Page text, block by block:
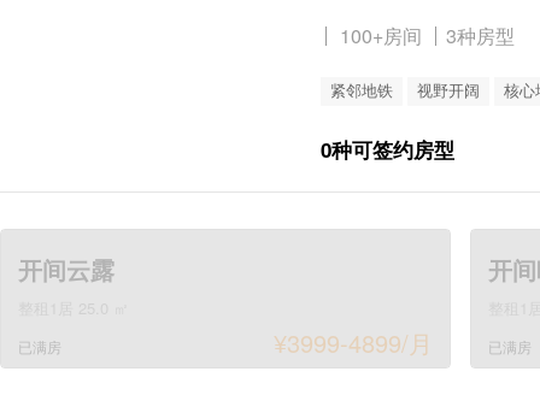
100+房间 3种房型
紧邻地铁 视野开阔 核心
0种可签约房型
开间云露
已满房 /月
3999-4899
¥
开
已满房